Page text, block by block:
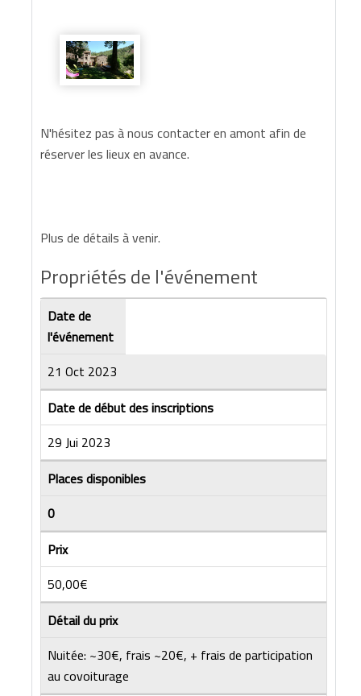
N'hésitez pas à nous contacter en amont afin de
réserver les lieux en avance.
Plus de détails à venir.
Propriétés de l'événement
Date de
l'événement
21 Oct 2023
Date de début des inscriptions
29 Jui 2023
Places disponibles
0
Prix
50,00€
Détail du prix
Nuitée: ~30€, frais ~20€, + frais de participation
au covoiturage